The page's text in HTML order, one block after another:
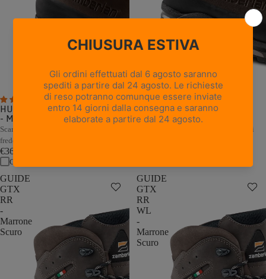
3 recensioni
HUNTER PRO EVO GTX RR WL
- Marrone
Scarpone da caccia termico per climi
freddi
€369,00
Confronta
6 recensioni
HUNTER EVO GTX RR WL -
Marrone
Scarpone da caccia termico per climi
GUIDE
GTX
RR
-
Marrone
Scuro
GUIDE
GTX
RR
WL
-
Marrone
Scuro